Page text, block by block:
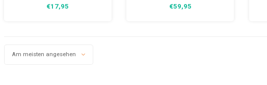
hervorragend zum Aufhängen
befestigen.
€17,95
mit grünem Etikett und der
€59,95
Am meisten angesehen